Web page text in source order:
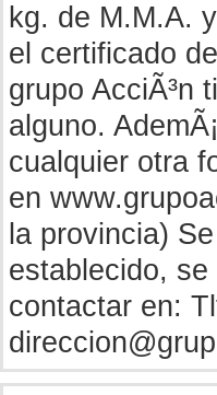
kg. de M.M.A.
el certificado
grupo AcciÃ³n
alguno.
cualquier otra
en
la provincia)
establecido,
contactar en: